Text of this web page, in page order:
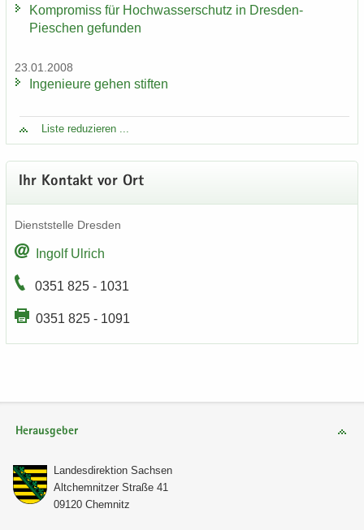
Kom­pro­miss für Hoch­was­ser­schutz in Dresden-​
Pieschen ge­fun­den
23.01.2008
In­ge­nieu­re gehen stif­ten
Liste re­du­zie­ren ...
Ihr Kon­takt vor Ort
Dienst­stel­le Dres­den
In­golf Ul­rich
0351 825 - 1031
0351 825 - 1091
Herausgeber
Lan­des­di­rek­ti­on Sach­sen
Alt­chem­nit­zer Stra­ße 41
09120 Chem­nitz